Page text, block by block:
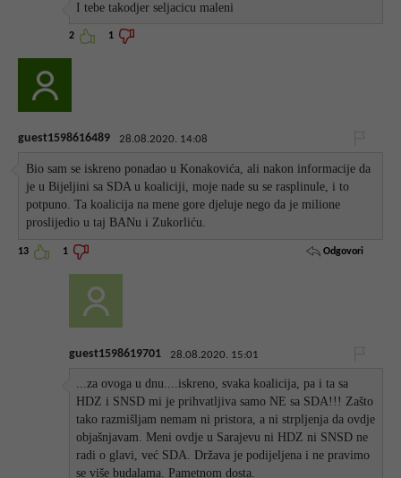
I tebe takodjer seljacicu maleni
2 1
guest1598616489 28.08.2020. 14:08
Bio sam se iskreno ponadao u Konakovića, ali nakon informacije da
je u Bijeljini sa SDA u koaliciji, moje nade su se rasplinule, i to
potpuno. Ta koalicija na mene gore djeluje nego da je milione
proslijedio u taj BANu i Zukorliću.
13 1 Odgovori
guest1598619701 28.08.2020. 15:01
...za ovoga u dnu....iskreno, svaka koalicija, pa i ta sa
HDZ i SNSD mi je prihvatljiva samo NE sa SDA!!! Zašto
tako razmišljam nemam ni pristora, a ni strpljenja da ovdje
objašnjavam. Meni ovdje u Sarajevu ni HDZ ni SNSD ne
radi o glavi, već SDA. Država je podijeljena i ne pravimo
se više budalama. Pametnom dosta.